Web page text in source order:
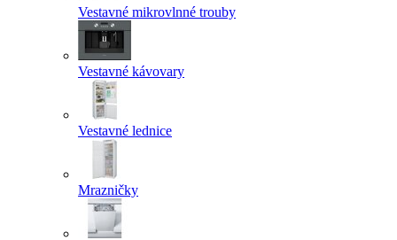
Vestavné mikrovlnné trouby
Vestavné kávovary
Vestavné lednice
Mrazničky